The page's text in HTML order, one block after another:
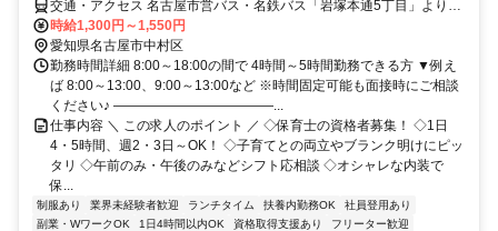
交通・アクセス 名古屋市営バス・名鉄バス「岩塚本通5丁目」より徒
歩1分／地下鉄東山線「岩塚駅」より徒歩13分
時給1,300円～1,550円
愛知県名古屋市中村区
勤務時間詳細 8:00～18:00の間で 4時間～5時間勤務できる方 ▼例え
ば 8:00～13:00、9:00～13:00など ※時間固定可能も面接時にご相談
ください♪ ――――――――――――...
仕事内容 ＼ この求人のポイント ／ ◇保育士の資格者募集！ ◇1日
4・5時間、週2・3日～OK！ ◇子育てとの両立やブランク明けにピッ
タリ ◇午前のみ・午後のみなどシフト応相談 ◇オシャレな内装で
保...
制服あり 業界未経験者歓迎 ランチタイム 扶養内勤務OK
社員登用あり
副業・WワークOK
1日4時間以内OK 資格取得支援あり
フリーター歓迎